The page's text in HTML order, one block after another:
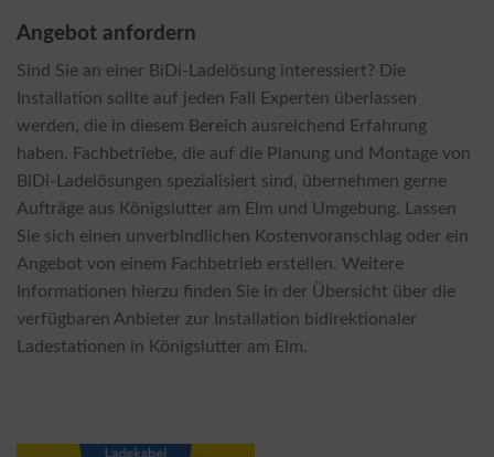
Angebot anfordern
Sind Sie an einer BiDi-Ladelösung interessiert? Die
Installation sollte auf jeden Fall Experten überlassen
werden, die in diesem Bereich ausreichend Erfahrung
haben. Fachbetriebe, die auf die Planung und Montage von
BiDi-Ladelösungen spezialisiert sind, übernehmen gerne
Aufträge aus Königslutter am Elm und Umgebung. Lassen
Sie sich einen unverbindlichen Kostenvoranschlag oder ein
Angebot von einem Fachbetrieb erstellen. Weitere
Informationen hierzu finden Sie in der Übersicht über die
verfügbaren Anbieter zur Installation bidirektionaler
Ladestationen in Königslutter am Elm.